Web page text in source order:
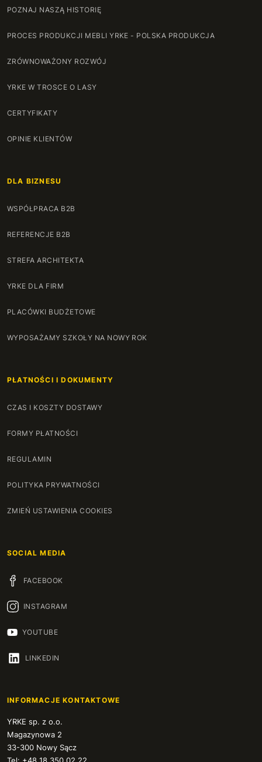
POZNAJ NASZĄ HISTORIĘ
PROCES PRODUKCJI MEBLI YRKE - POLSKA PRODUKCJA
ZRÓWNOWAŻONY ROZWÓJ
YRKE W TROSCE O LASY
CERTYFIKATY
OPINIE KLIENTÓW
DLA BIZNESU
WSPÓŁPRACA B2B
REFERENCJE B2B
STREFA ARCHITEKTA
YRKE DLA FIRM
PLACÓWKI BUDŻETOWE
WYPOSAŻAMY SZKOŁY NA NOWY ROK
PŁATNOŚCI I DOKUMENTY
CZAS I KOSZTY DOSTAWY
FORMY PŁATNOŚCI
REGULAMIN
POLITYKA PRYWATNOŚCI
ZMIEŃ USTAWIENIA COOKIES
SOCIAL MEDIA
FACEBOOK
INSTAGRAM
YOUTUBE
LINKEDIN
INFORMACJE KONTAKTOWE
YRKE sp. z o.o.
Magazynowa 2
33-300 Nowy Sącz